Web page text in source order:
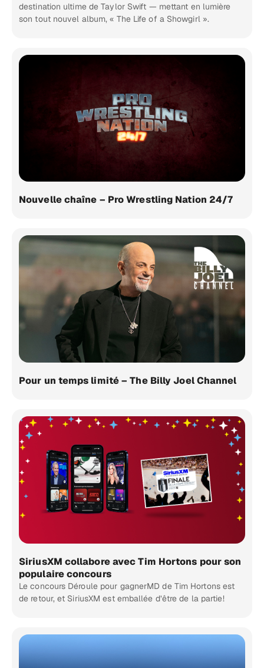
destination ultime de Taylor Swift — mettant en lumière
son tout nouvel album, « The Life of a Showgirl ».
Nouvelle chaîne – Pro Wrestling Nation 24/7
Pour un temps limité – The Billy Joel Channel
SiriusXM collabore avec Tim Hortons pour son
populaire concours
Le concours Déroule pour gagnerMD de Tim Hortons est
de retour, et SiriusXM est emballée d’être de la partie!